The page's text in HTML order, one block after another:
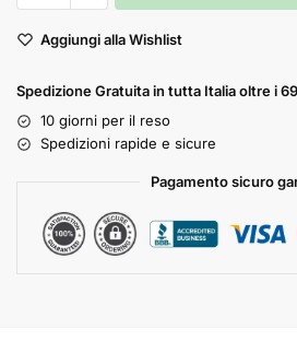
Aggiungi alla Wishlist
Spedizione Gratuita in tutta Italia oltre i
10 giorni per il reso
Spedizioni rapide e sicure
Pagamento sicuro